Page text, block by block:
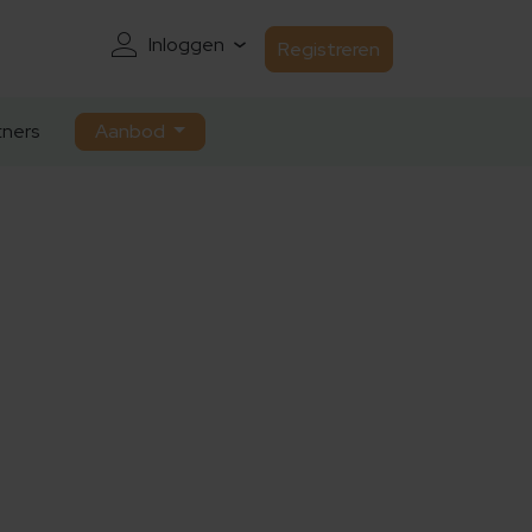
Inloggen Registreren
Aanbod